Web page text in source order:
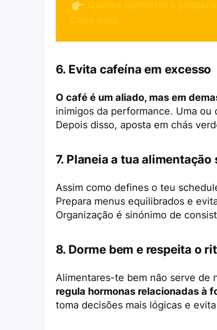
6. Evita cafeína em excesso
O café é um aliado, mas em
inimigos da performance. Uma ou
Depois disso, aposta em chás
7. Planeia a tua alimentação
Assim como defines o teu
Prepara menus equilibrados e
Organização é sinónimo de
8. Dorme bem e respeita o
Alimentares-te bem não serve de
regula hormonas relacionadas à
toma decisões mais lógicas e